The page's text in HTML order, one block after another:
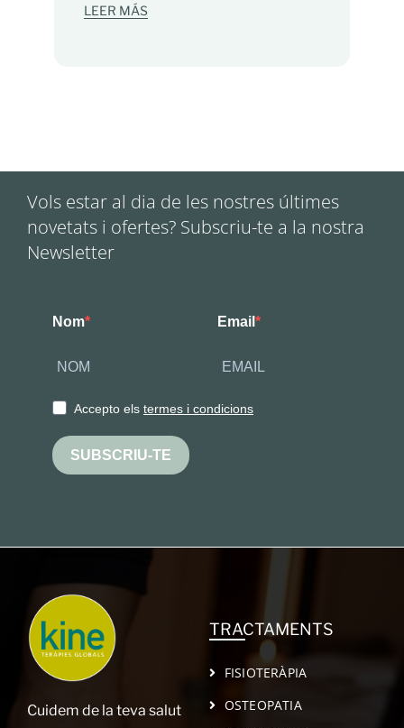
LEER MÁS
Vols estar al dia de les nostres últimes
novetats i ofertes? Subscriu-te a la nostra
Newsletter
Nom Email
Accepto els termes i condicions
SUBSCRIU-TE
Cuidem de la teva salut
TRACTAMENTS
FISIOTERÀPIA
OSTEOPATIA